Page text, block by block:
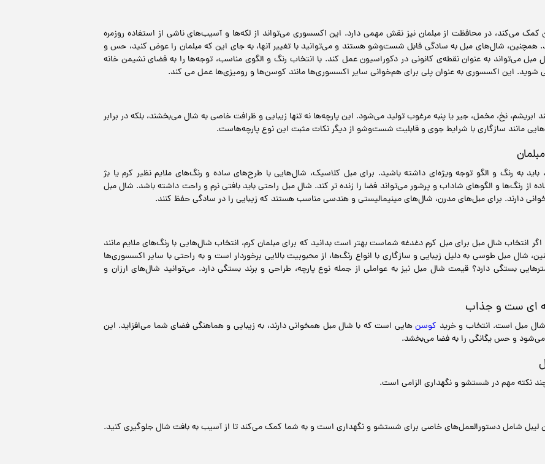
کمک می‌کند، در محافظت از مبلمان نیز نقش مهمی دارد. این اکسسوری می‌تواند از لکه‌ها و آسیب‌های ناشی از استفاده روزمره
همچنین، شال‌های مبل به سادگی قابل شست‌وشو هستند و می‌توانید با تغییر آنها، به جای این که مبلمان را عوض کنید، حس و
مبل می‌تواند به عنوان نقطه‌ی کانونی در دکوراسیون عمل کند. با انتخاب رنگ و الگوی مناسب، توجه‌ها را به فضای نشیمن خانه
این اکسسوری به عنوان پلی برای هم‌خوانی سایر اکسسوری‌ها مانند کوسن‌ها و رومیزی‌ها عمل می کند.
ابریشم، نخ، مخمل، جیر یا پنبه مرغوب تولید می‌شود. این پارچه‌ها نه تنها زیبایی و ظرافت خاصی به شال می‌بخشند، بلکه در برابر
مانند سازگاری با شرایط جوی و قابلیت شست‌وشو از دیگر نکات مثبت این نوع پارچه‌هاست.
به رنگ و الگو توجه ویژه‌ای داشته باشید. برای مبل کلاسیک، شال‌هایی با طرح‌های ساده و رنگ‌های ملایم نظیر کرم یا بژ
از رنگ‌ها و الگوهای شاداب و پرشور می‌تواند فضا را زنده تر کند. شال مبل‌ راحتی باید بافتی نرم و راحت داشته باشد. شال مبل‌
دارند. برای مبل‌های مدرن، شال‌های مینیمالیستی و هندسی مناسب هستند که زیبایی را در سادگی حفظ کنند.
شال مبل برای مبل کرم دغدغه شماست بهتر است بدانید که برای مبلمان کرم، انتخاب شال‌هایی با رنگ‌های ملایم مانند
شال مبل طوسی به دلیل زیبایی و سازگاری با انواع رنگ‌ها، از محبوبیت بالایی برخوردار است و به راحتی با سایر اکسسوری‌ها
بستگی دارد؟ قیمت شال مبل نیز به عواملی از جمله نوع پارچه، طراحی و برند بستگی دارد. می‌توانید شال‌های ارزان و
ای ست و جذاب
مبل است. انتخاب و خرید کوسن‌هایی است که با شال مبل همخوانی دارند، به زیبایی و هماهنگی فضای شما می‌افزاید. این
می‌شود و حس یگانگی را به فضا می‌بخشد.
نکته مهم در شستشو و نگهداری الزامی است.
لیبل شامل دستورالعمل‌های خاصی برای شستشو و نگهداری است و به شما کمک می‌کند تا از آسیب به بافت شال جلوگیری کنید.